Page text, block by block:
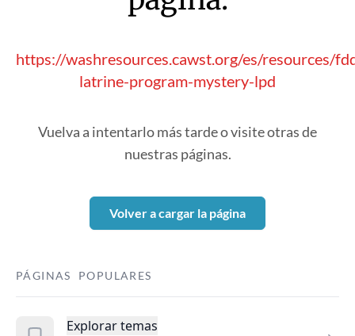
https://washresources.cawst.org/es/resources/
latrine-program-mystery-lpd
Vuelva a intentarlo más tarde o visite otras de
nuestras páginas.
Volver a cargar la página
PÁGINAS POPULARES
Explorar temas